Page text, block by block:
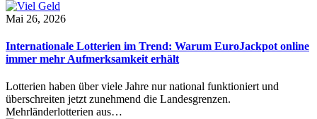
Mai 26, 2026
Internationale Lotterien im Trend: Warum EuroJackpot online
immer mehr Aufmerksamkeit erhält
Lotterien haben über viele Jahre nur national funktioniert und
überschreiten jetzt zunehmend die Landesgrenzen.
Mehrländerlotterien aus…